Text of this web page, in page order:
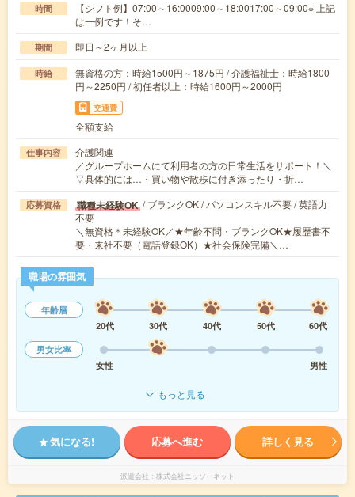
時間
【シフト例】07:00～16:0009:00～18:0017:00～09:00※ 上記
は一例です！そ…
期間 即日～2ヶ月以上
時給
無資格の方：時給1500円～1875円 / 介護福祉士：時給1800
円～2250円 / 初任者以上：時給1600円～2000円
交通費
全額支給
仕事内容
介護関連
／グループホームにて利用者の方の日常生活をサポート！＼
▽具体的には…・買い物や散歩に付き添ったり・折…
応募資格 職種未経験OK / ブランクOK / パソコンスキル不要 / 英語力
不要
＼無資格＊未経験OK／★年齢不問・ブランクOK★履歴書不
要・来社不要（電話登録OK）★社会保険完備＼…
職場の雰囲気
年齢層
20代
30代 40代 50代
60代
男女比率
女性
男性
もっと見る
気になる! 応募へ進む 詳しく見る
派遣会社 株式会社ニッソーネット